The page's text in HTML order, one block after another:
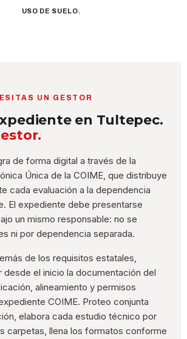
USO DE SUELO.
UN GESTOR
en Tultepec.
de forma digital a través de la
Única de la COIME, que distribuye
cada evaluación a la dependencia
El expediente debe presentarse
un mismo responsable: no se
ni por dependencia separada.
de los requisitos estatales,
desde el inicio la documentación del
alineamiento y permisos
COIME. Proteo conjunta
elabora cada estudio técnico por
carpetas, llena los formatos conforme